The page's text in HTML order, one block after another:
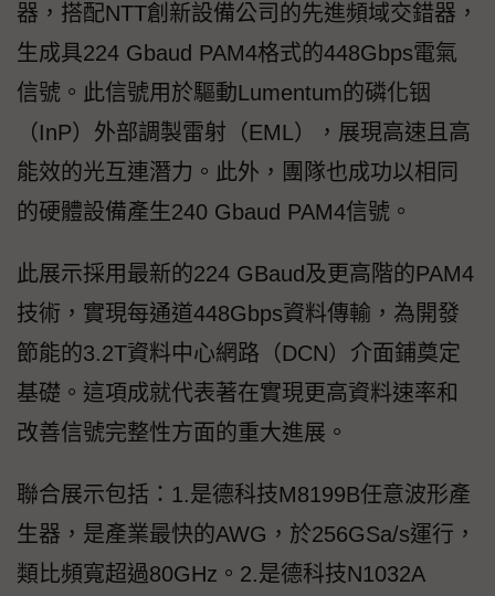
器，搭配NTT創新設備公司的先進頻域交錯器，
生成具224 Gbaud PAM4格式的448Gbps電氣
信號。此信號用於驅動Lumentum的磷化铟
（InP）外部調製雷射（EML），展現高速且高
能效的光互連潛力。此外，團隊也成功以相同
的硬體設備產生240 Gbaud PAM4信號。
此展示採用最新的224 GBaud及更高階的PAM4
技術，實現每通道448Gbps資料傳輸，為開發
節能的3.2T資料中心網路（DCN）介面鋪奠定
基礎。這項成就代表著在實現更高資料速率和
改善信號完整性方面的重大進展。
聯合展示包括：1.是德科技M8199B任意波形產
生器，是產業最快的AWG，於256GSa/s運行，
類比頻寬超過80GHz。2.是德科技N1032A